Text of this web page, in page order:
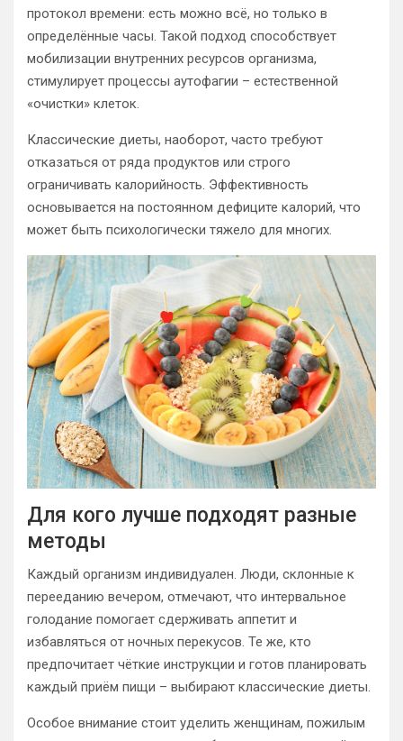
протокол времени: есть можно всё, но только в
определённые часы. Такой подход способствует
мобилизации внутренних ресурсов организма,
стимулирует процессы аутофагии – естественной
«очистки» клеток.
Классические диеты, наоборот, часто требуют
отказаться от ряда продуктов или строго
ограничивать калорийность. Эффективность
основывается на постоянном дефиците калорий, что
может быть психологически тяжело для многих.
Для кого лучше подходят разные
методы
Каждый организм индивидуален. Люди, склонные к
перееданию вечером, отмечают, что интервальное
голодание помогает сдерживать аппетит и
избавляться от ночных перекусов. Те же, кто
предпочитает чёткие инструкции и готов планировать
каждый приём пищи – выбирают классические диеты.
Особое внимание стоит уделить женщинам, пожилым